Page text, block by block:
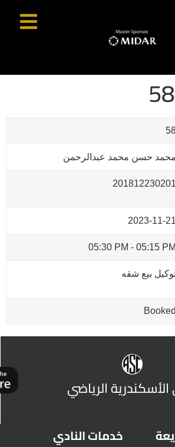
محمد حسن محمد عبدالرحمن
201812230201
2023-11-21
05:15 PM
-
05:30 PM
بيع شقه
Booked
الرياضي
خدمات النادي